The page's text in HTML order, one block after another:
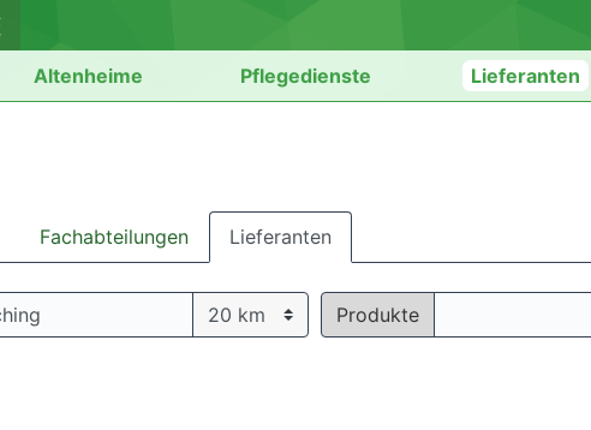
Altenheime Pflegedienste Lieferanten
Fachabteilungen Lieferanten
Produkte